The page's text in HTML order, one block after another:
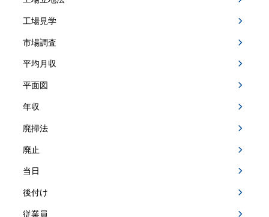
工場見学
市場調査
平均月収
平面図
年収
廃掃法
廃止
当日
後付け
従業員